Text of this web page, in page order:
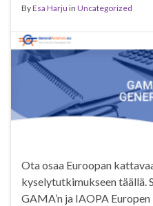
ByEsa Harju in Uncategorized
Ota osaa Euroopan
kyselytutkimukseen täällä.
GAMA’n ja IAOPA